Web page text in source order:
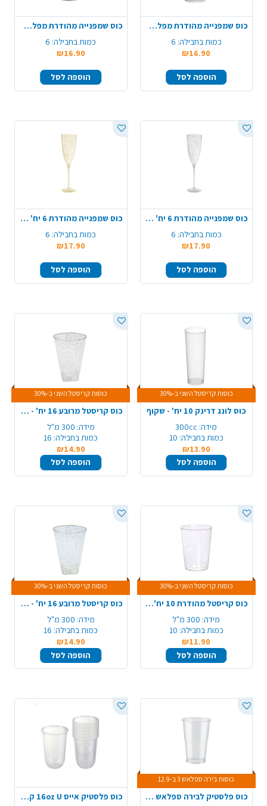
כוס שמפנייה מהודרת מפלסטיק 6 יח' - קרם
כמות בחבילה: 6
₪16.90
הוספה לסל
כוס שמפנייה מהודרת מפלסטיק 6 יח' - שחור
כמות בחבילה: 6
₪16.90
הוספה לסל
כוס שמפנייה מהודרת 6 יח' - ניצוצות כסף
כמות בחבילה: 6
₪17.90
הוספה לסל
כוס שמפנייה מהודרת 6 יח' - ניצוצות זהב
כמות בחבילה: 6
₪17.90
הוספה לסל
כוסות קריסטל השני ב-30%
כוס לונג דרינק 10 יח' - שקוף
מידה: 300cc
כמות בחבילה: 10
₪13.90
הוספה לסל
כוסות קריסטל השני ב-30%
כוס קריסטל מרובע 16 יח' - ניצוצות כסף
מידה: 300 מ"ל
כמות בחבילה: 16
₪14.90
הוספה לסל
כוסות קריסטל השני ב-30%
כוס קריסטל מהודרת 10 יח' - ניצוצות כסף
מידה: 300 מ"ל
כמות בחבילה: 10
₪11.90
הוספה לסל
כוסות קריסטל השני ב-30%
כוס קריסטל מרובע 16 יח' - ניצוצות זהב
מידה: 300 מ"ל
כמות בחבילה: 16
₪14.90
הוספה לסל
כוסות בירה ספלאש 3 ב-12.9
כוס פלסטיק לבירה ספלאש 40 יח' - שקוף
כוס פלסטיק אייס 16oz U קשיחה 50 יח' - שקוף